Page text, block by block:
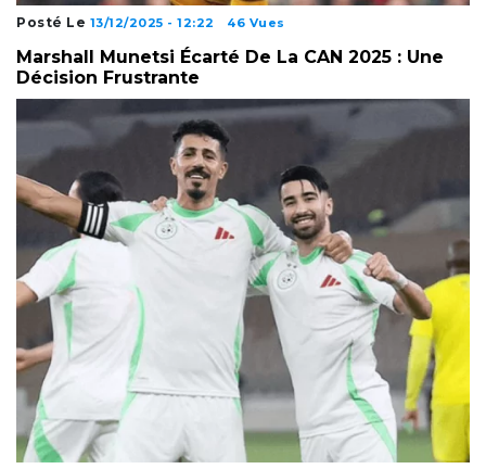
Posté Le 13/12/2025 - 12:22 46 Vues
Marshall Munetsi Écarté De La CAN 2025 : Une
Décision Frustrante